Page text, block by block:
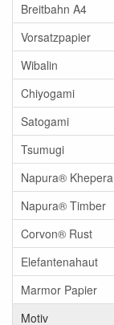
Breitbahn A4
Vorsatzpapier
Wibalin
Chiyogami
Satogami
Tsumugi
Napura® Khepera
Napura® Timber
Corvon® Rust
Elefantenahaut
Marmor Papier
Motiv